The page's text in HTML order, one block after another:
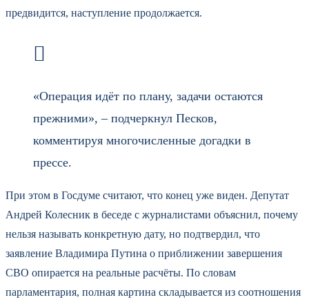
предвидится, наступление продолжается.
«Операция идёт по плану, задачи остаются
прежними», – подчеркнул Песков,
комментируя многочисленные догадки в
прессе.
При этом в Госдуме считают, что конец уже виден. Депутат
Андрей Колесник в беседе с журналистами объяснил, почему
нельзя называть конкретную дату, но подтвердил, что
заявление Владимира Путина о приближении завершения
СВО опирается на реальные расчёты. По словам
парламентария, полная картина складывается из соотношения